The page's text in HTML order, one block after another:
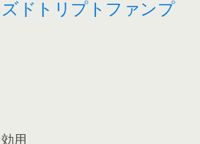
ドトリプトファンプ
用